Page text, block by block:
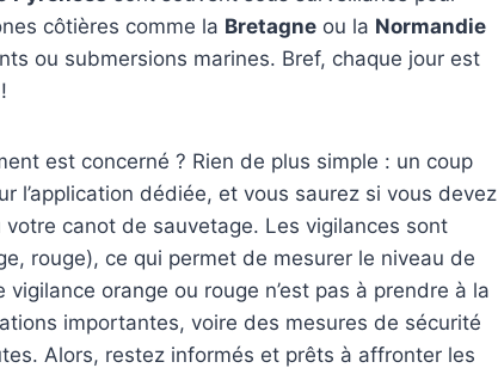
côtières comme la Bretagne ou la Normandie
ou submersions marines. Bref, chaque jour est
est concerné ? Rien de plus simple : un coup
l’application dédiée, et vous saurez si vous devez
canot de sauvetage. Les vigilances sont
rouge), ce qui permet de mesurer le niveau de
orange ou rouge n’est pas à prendre à la
importantes, voire des mesures de sécurité
Alors, restez informés et prêts à affronter les